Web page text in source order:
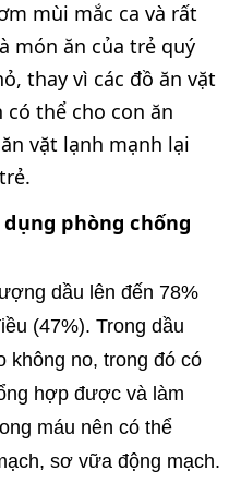
mùi mắc ca và rất
món ăn của trẻ quý
thay vì các đồ ăn vặt
thể cho con ăn
vặt lạnh mạnh lại
phòng chống
dầu lên đến 78%
(47%). Trong dầu
không no, trong đó có
hợp được và làm
máu nên có thể
sơ vữa động mạch.